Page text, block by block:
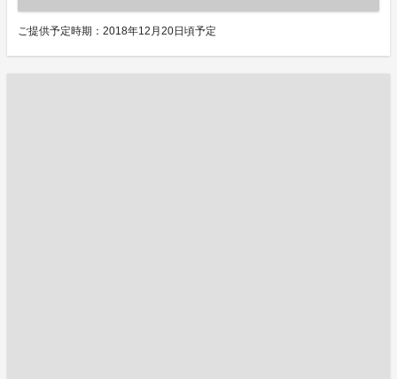
ご提供予定時期：2018年12月20日頃予定